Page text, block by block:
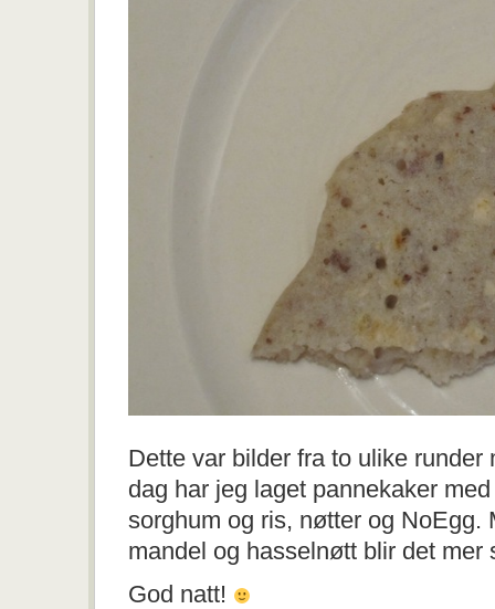
Dette var bilder fra to ulike runder
dag har jeg laget pannekaker
sorghum og ris, nøtter og NoEgg.
mandel og hasselnøtt blir det mer
God natt!